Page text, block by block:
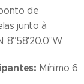
de
junto à
8°58'20.0"W
Mínimo 6